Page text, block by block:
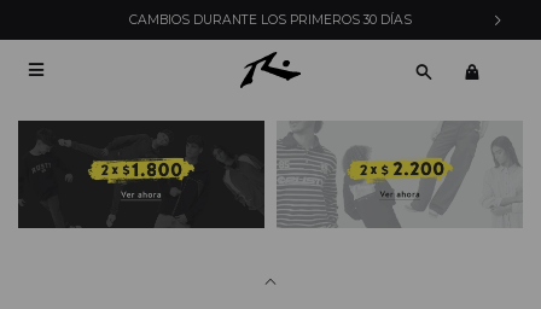
CAMBIOS DURANTE LOS PRIMEROS 30 DÍAS
